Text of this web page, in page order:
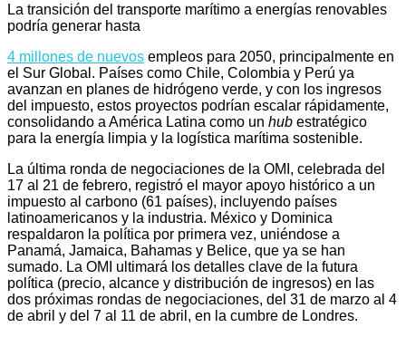
La transición del transporte marítimo a energías renovables
podría generar hasta
4 millones de nuevos empleos para 2050, principalmente en
el Sur Global. Países como Chile, Colombia y Perú ya
avanzan en planes de hidrógeno verde, y con los ingresos
del impuesto, estos proyectos podrían escalar rápidamente,
consolidando a América Latina como un hub estratégico
para la energía limpia y la logística marítima sostenible.
La última ronda de negociaciones de la OMI, celebrada del
17 al 21 de febrero, registró el mayor apoyo histórico a un
impuesto al carbono (61 países), incluyendo países
latinoamericanos y la industria. México y Dominica
respaldaron la política por primera vez, uniéndose a
Panamá, Jamaica, Bahamas y Belice, que ya se han
sumado. La OMI ultimará los detalles clave de la futura
política (precio, alcance y distribución de ingresos) en las
dos próximas rondas de negociaciones, del 31 de marzo al 4
de abril y del 7 al 11 de abril, en la cumbre de Londres.